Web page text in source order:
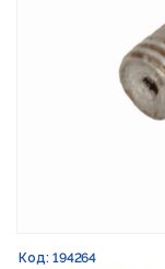
Код: 194264